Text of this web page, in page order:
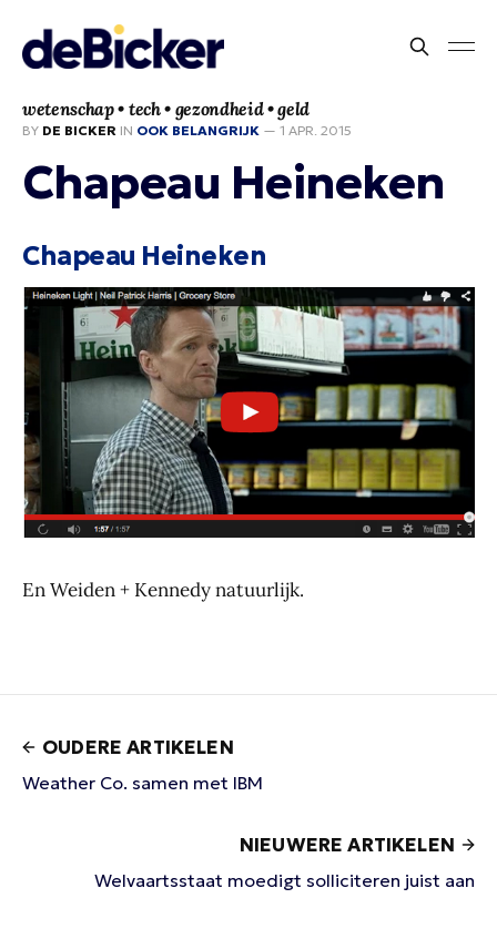
wetenschap • tech • gezondheid • geld
BY DE BICKER IN OOK BELANGRIJK — 1 APR. 2015
Chapeau Heineken
Chapeau Heineken
En Weiden + Kennedy natuurlijk.
OUDERE ARTIKELEN
Weather Co. samen met IBM
NIEUWERE ARTIKELEN
Welvaartsstaat moedigt solliciteren juist aan